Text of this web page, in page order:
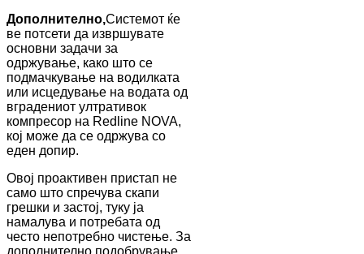
Дополнително,Системот ќе
ве потсети да извршувате
основни задачи за
одржување, како што се
подмачкување на водилката
или исцедување на водата од
вградениот ултративок
компресор на Redline NOVA,
кој може да се одржува со
еден допир.
Овој проактивен пристап не
само што спречува скапи
грешки и застој, туку ја
намалува и потребата од
често непотребно чистење. За